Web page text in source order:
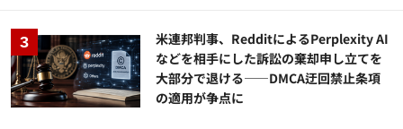
米連邦判事、RedditによるPerplexity AI
などを相手にした訴訟の棄却申し立てを
大部分で退ける——DMCA迂回禁止条項
の適用が争点に